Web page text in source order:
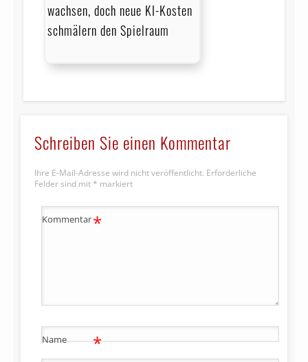
wachsen, doch neue KI-Kosten
schmälern den Spielraum
Schreiben Sie einen Kommentar
Ihre E-Mail-Adresse wird nicht veröffentlicht. Erforderliche
Felder sind mit * markiert
Kommentar*
Name *